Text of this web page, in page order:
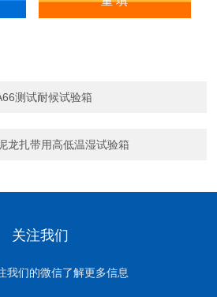
测试耐候试验箱
龙扎带用高低温湿试验箱
关注我们
我们的微信了解更多信息